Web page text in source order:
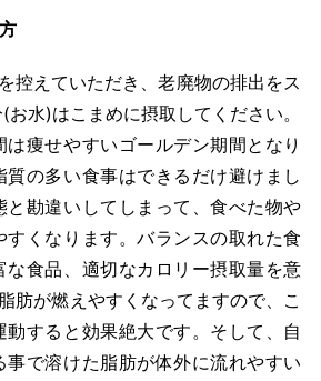
控えていただき、老廃物の排出をス
水)はこまめに摂取してください。
痩せやすいゴールデン期間となり
質の多い食事はできるだけ避けまし
と勘違いしてしまって、食べた物や
すくなります。バランスの取れた食
な食品、適切なカロリー摂取量を意
肪が燃えやすくなってますので、こ
すると効果絶大です。そして、自
事で溶けた脂肪が体外に流れやすい